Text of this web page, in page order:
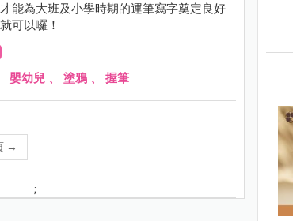
能為大班及小學時期的運筆寫字奠定良好
可以囉！
嬰幼兒 、 塗鴉 、 握筆
→
;